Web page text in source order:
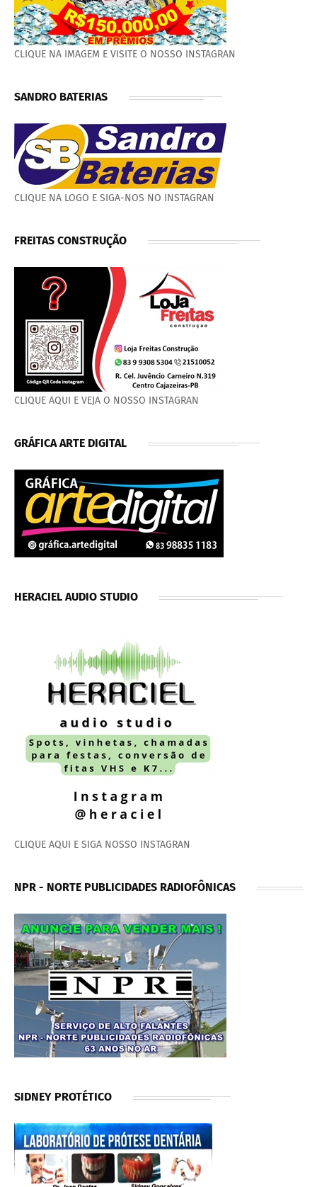
CLIQUE NA IMAGEM E VISITE O NOSSO INSTAGRAN
SANDRO BATERIAS
CLIQUE NA LOGO E SIGA-NOS NO INSTAGRAN
FREITAS CONSTRUÇÃO
CLIQUE AQUI E VEJA O NOSSO INSTAGRAN
GRÁFICA ARTE DIGITAL
HERACIEL AUDIO STUDIO
CLIQUE AQUI E SIGA NOSSO INSTAGRAN
NPR - NORTE PUBLICIDADES RADIOFÔNICAS
SIDNEY PROTÉTICO